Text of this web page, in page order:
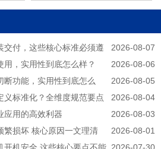
2026-08-07
交付，这些核心标准必须遵
2026-08-06
用，实用性到底怎么样？
2026-08-05
断功能，实用性到底怎么
2026-08-04
义标准化？全维度规范要点
2026-08-03
应用的高效利器
2026-08-01
繁损坏 核心原因一文理清
2026-07-30
开机安全 这些核心要点不能